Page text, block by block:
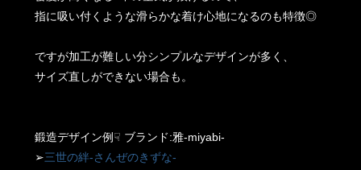
指に吸い付くような滑らかな着け心地になるのも特徴◎
ですが加工が難しい分シンプルなデザインが多く、
サイズ直しができない場合も。
鍛造デザイン例☟ ブランド:雅-miyabi-
➢三世の絆-さんぜのきずな-